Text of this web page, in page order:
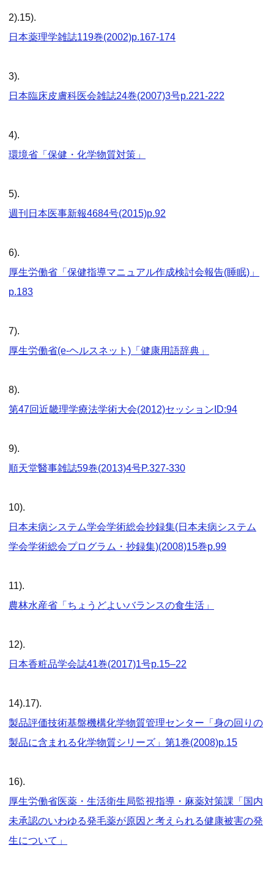
2).15).
日本薬理学雑誌119巻(2002)p.167-174
3).
日本臨床皮膚科医会雑誌24巻(2007)3号p.221-222
4).
環境省「保健・化学物質対策」
5).
週刊日本医事新報4684号(2015)p.92
6).
厚生労働省「保健指導マニュアル作成検討会報告(睡眠)」
p.183
7).
厚生労働省(e-ヘルスネット)「健康用語辞典」
8).
第47回近畿理学療法学術大会(2012)セッションID:94
9).
順天堂醫事雑誌59巻(2013)4号P.327-330
10).
日本未病システム学会学術総会抄録集(日本未病システム
学会学術総会プログラム・抄録集)(2008)15巻p.99
11).
農林水産省「ちょうどよいバランスの食生活」
12).
日本香粧品学会誌41巻(2017)1号p.15–22
14).17).
製品評価技術基盤機構化学物質管理センター「身の回りの
製品に含まれる化学物質シリーズ」第1巻(2008)p.15
16).
厚生労働省医薬・生活衛生局監視指導・麻薬対策課「国内
未承認のいわゆる発毛薬が原因と考えられる健康被害の発
生について」